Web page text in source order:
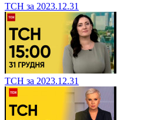
ТСН за 2023.12.31
ТСН за 2023.12.31